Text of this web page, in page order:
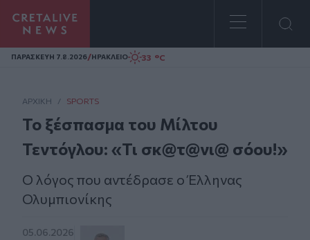
Homepage
ΠΑΡΑΣΚΕΥΗ 7.8.2026/ΗΡΑΚΛΕΙΟ 33 °C
ΑΡΧΙΚΗ / SPORTS
Το ξέσπασμα του Μίλτου
Τεντόγλου: «Τι σκ@τ@νι@ σόου!»
Ο λόγος που αντέδρασε ο Έλληνας
Ολυμπιονίκης
05.06.2026